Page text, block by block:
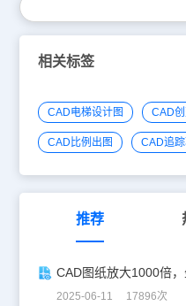
相关标签
CAD电梯设计图 CAD
CAD比例出图 CAD追
推荐
CAD图纸放大1000倍，
2025-06-11 17896次